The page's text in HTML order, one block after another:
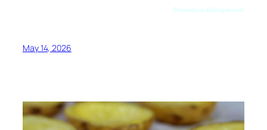
Preuzeto sa allrecipes.com
May 14, 2026